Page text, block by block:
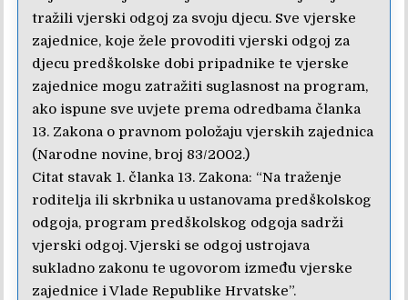
tražili vjerski odgoj za svoju djecu. Sve vjerske
zajednice, koje žele provoditi vjerski odgoj za
djecu predškolske dobi pripadnike te vjerske
zajednice mogu zatražiti suglasnost na program,
ako ispune sve uvjete prema odredbama članka
13. Zakona o pravnom položaju vjerskih zajednica
(Narodne novine, broj 83/2002.)
Citat stavak 1. članka 13. Zakona: “Na traženje
roditelja ili skrbnika u ustanovama predškolskog
odgoja, program predškolskog odgoja sadrži
vjerski odgoj. Vjerski se odgoj ustrojava
sukladno zakonu te ugovorom između vjerske
zajednice i Vlade Republike Hrvatske”.